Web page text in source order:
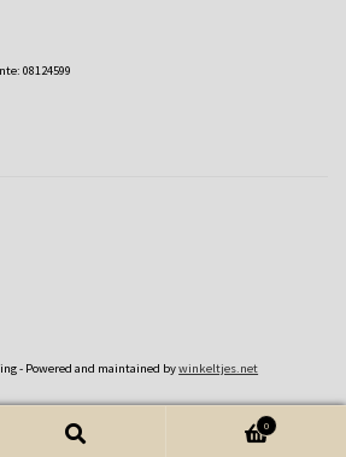
08124599
- Powered and maintained bywinkeltjes.net
0